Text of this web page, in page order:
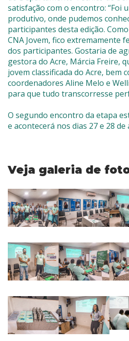
satisfação com o encontro: “Foi
produtivo, onde pudemos
participantes desta edição.
CNA Jovem, fico extremamente
dos participantes. Gostaria de
gestora do Acre, Márcia Freire,
jovem classificada do Acre, bem
coordenadores Aline Melo e
para que tudo transcorresse
O segundo encontro da etapa
e acontecerá nos dias 27 e 28 de
Veja galeria de